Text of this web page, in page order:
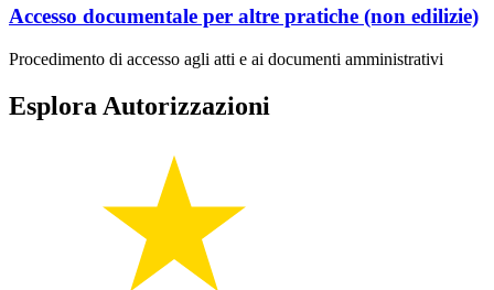
Accesso documentale per altre pratiche (non edilizie)
Procedimento di accesso agli atti e ai documenti amministrativi
Esplora Autorizzazioni